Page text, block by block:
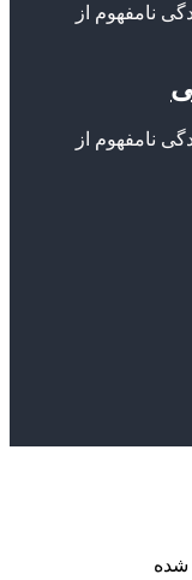
نامفهوم از
نامفهوم از
شده